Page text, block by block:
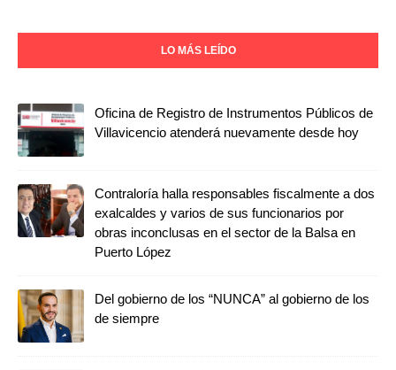
LO MÁS LEÍDO
Oficina de Registro de Instrumentos Públicos de
Villavicencio atenderá nuevamente desde hoy
Contraloría halla responsables fiscalmente a dos
exalcaldes y varios de sus funcionarios por
obras inconclusas en el sector de la Balsa en
Puerto López
Del gobierno de los “NUNCA” al gobierno de los
de siempre